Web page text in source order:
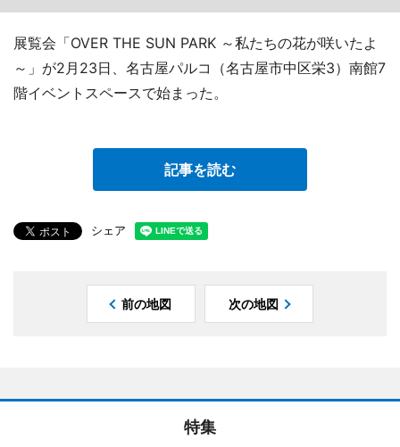
展覧会「OVER THE SUN PARK ～私たちの花が咲いたよ
～」が2月23日、名古屋パルコ（名古屋市中区栄3）南館7
階イベントスペースで始まった。
記事を読む
シェア
前の地図 次の地図
特集